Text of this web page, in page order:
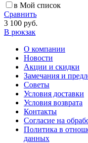
в Мой список
Сравнить
3 100 руб.
В рюкзак
О компании
Новости
Акции и скидки
Замечания и
Советы
Условия доставки
Условия возврата
Контакты
Согласие на
Политика в
данных